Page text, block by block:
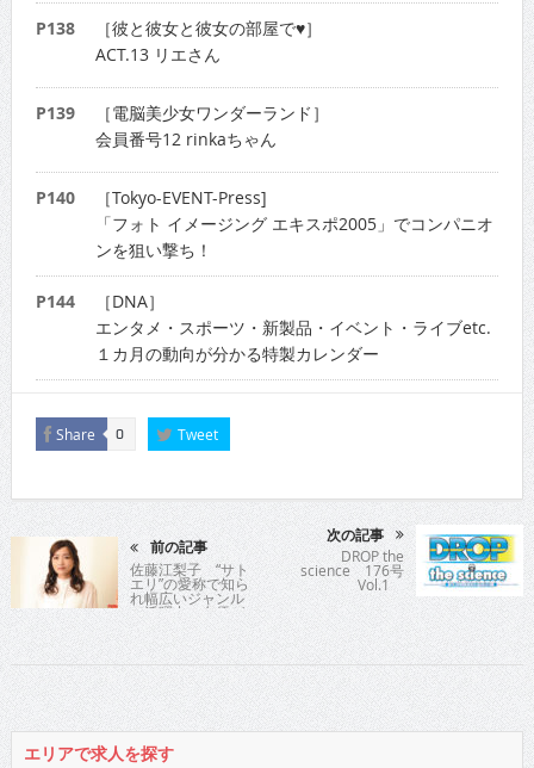
P138
［彼と彼女と彼女の部屋で♥］
ACT.13 リエさん
P139
［電脳美少女ワンダーランド］
会員番号12 rinkaちゃん
P140
［Tokyo-EVENT-Press]
「フォト イメージング エキスポ2005」でコンパニオ
ンを狙い撃ち！
P144
［DNA］
エンタメ・スポーツ・新製品・イベント・ライブetc.
１カ月の動向が分かる特製カレンダー
Share 0 Tweet
前の記事
佐藤江梨子 “サト
エリ”の愛称で知ら
れ幅広いジャンル
で活躍中の女優が
主演した話題の映
画が公開
次の記事
DROP the
science 176号
Vol.1
エリアで求人を探す